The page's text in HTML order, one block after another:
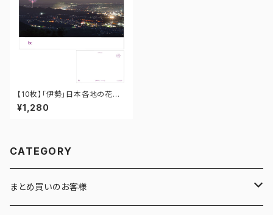
【10枚】「伊勢」日本各地の花火
¥1,280
CATEGORY
まとめ買いのお客様